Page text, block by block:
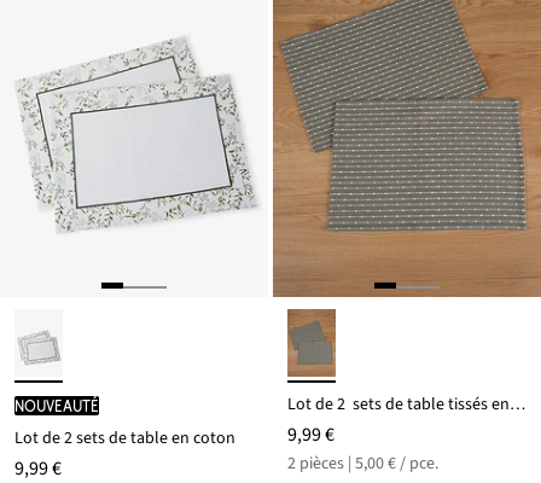
Nouveauté
Lot de 2 sets de table en coton
9,99 €
Lot de 2 sets de table tissés en coton
9,99 €
2 pièces | 5,00 € / pce.